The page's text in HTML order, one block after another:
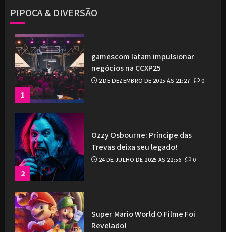
PIPOCA & DIVERSÃO
1
gamescom latam impulsionar
negócios na CCXP25
2 DE DEZEMBRO DE 2025 ÀS 21:27 0
2
Ozzy Osbourne: Príncipe das
Trevas deixa seu legado!
24 DE JULHO DE 2025 ÀS 22:56 0
Super Mario World O Filme Foi
Revelado!